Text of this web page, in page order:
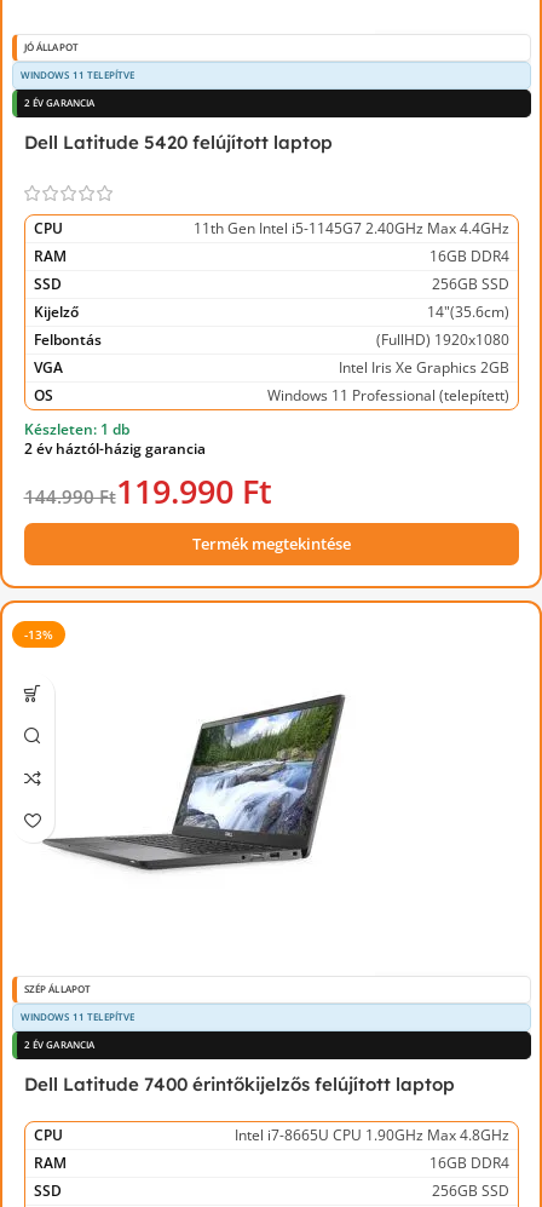
JÓ ÁLLAPOT
WINDOWS 11 TELEPÍTVE
2 ÉV GARANCIA
Dell Latitude 5420 felújított laptop
CPU
11th Gen Intel i5-1145G7 2.40GHz Max 4.4GHz
RAM
16GB DDR4
SSD
256GB SSD
Kijelző
14"(35.6cm)
Felbontás
(FullHD) 1920x1080
VGA
Intel Iris Xe Graphics 2GB
OS
Windows 11 Professional (telepített)
Készleten: 1 db
2 év háztól-házig garancia
144.990 Ft119.990 Ft
Termék megtekintése
-13%
SZÉP ÁLLAPOT
WINDOWS 11 TELEPÍTVE
2 ÉV GARANCIA
Dell Latitude 7400 érintőkijelzős felújított laptop
CPU
Intel i7-8665U CPU 1.90GHz Max 4.8GHz
RAM
16GB DDR4
SSD
256GB SSD